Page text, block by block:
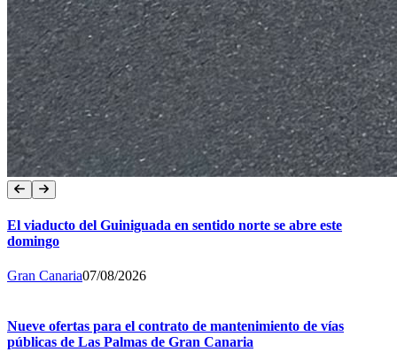
El viaducto del Guiniguada en sentido norte se abre este
domingo
Gran Canaria07/08/2026
Nueve ofertas para el contrato de mantenimiento de vías
públicas de Las Palmas de Gran Canaria